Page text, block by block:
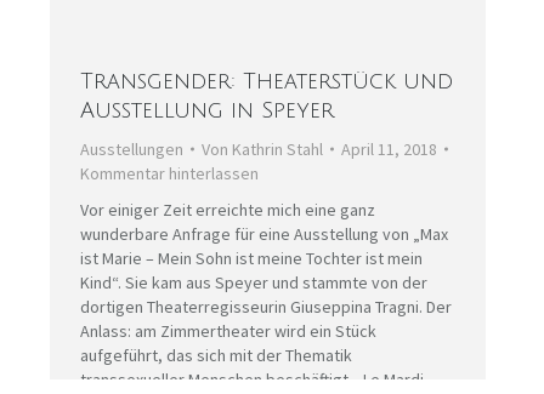
Transgender: Theaterstück und
Ausstellung in Speyer
Ausstellungen Von Kathrin Stahl
April 11, 2018
Kommentar hinterlassen
Vor einiger Zeit erreichte mich eine ganz
wunderbare Anfrage für eine Ausstellung von „Max
ist Marie – Mein Sohn ist meine Tochter ist mein
Kind“. Sie kam aus Speyer und stammte von der
dortigen Theaterregisseurin Giuseppina Tragni. Der
Anlass: am Zimmertheater wird ein Stück
aufgeführt, das sich mit der Thematik
transsexueller Menschen beschäftigt. „Le Mardi…